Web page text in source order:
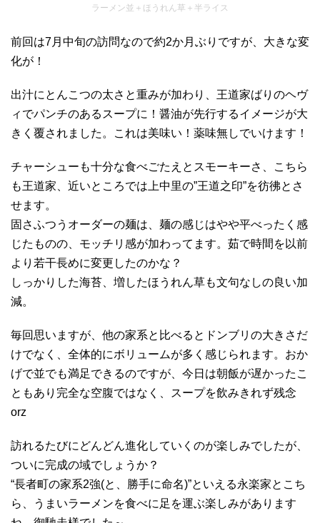
ラーメン並＋ほうれん草＋半ライス
前回は7月中旬の訪問なので約2か月ぶりですが、大きな変
化が！
出汁にとんこつの太さと重みが加わり、王道家ばりのヘヴ
ィでパンチのあるスープに！醤油が先行するイメージが大
きく覆されました。これは美味い！薬味無しでいけます！
チャーシューも十分な食べごたえとスモーキーさ、こちら
も王道家、近いところでは上中里の”王道之印”を彷彿とさ
せます。
固さふつうオーダーの麺は、麺の感じはやや平べったく感
じたものの、モッチリ感が加わってます。茹で時間を以前
より若干長めに変更したのかな？
しっかりした海苔、増したほうれん草も文句なしの良い加
減。
毎回思いますが、他の家系と比べるとドンブリの大きさだ
けでなく、全体的にボリュームが多く感じられます。おか
げで並でも満足できるのですが、今日は朝飯が遅かったこ
ともあり完全な空腹ではなく、スープを飲みきれず残念
orz
訪れるたびにどんどん進化していくのが楽しみでしたが、
ついに完成の域でしょうか？
“長者町の家系2強(と、勝手に命名)”といえる永楽家とこち
ら、うまいラーメンを食べに足を運ぶ楽しみがあります